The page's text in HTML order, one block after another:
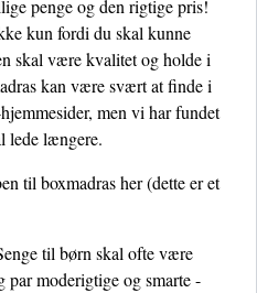
penge og den rigtige pris!
kun fordi du skal kunne
skal være kvalitet og holde i
kan være svært at finde i
men vi har fundet
lede længere.
til boxmadras her(dette er et
til børn skal ofte være
moderigtige og smarte -